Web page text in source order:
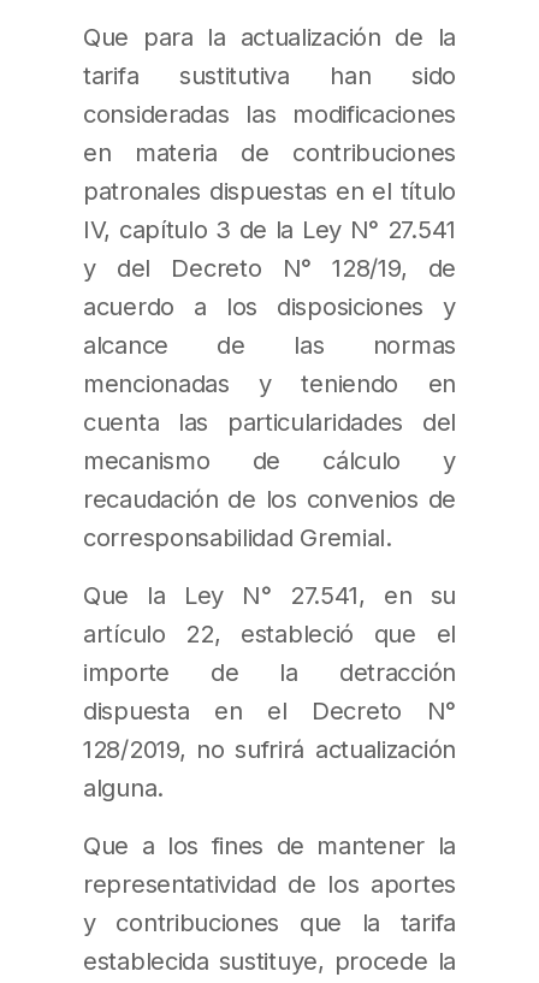
Que para la actualización de la
tarifa sustitutiva han sido
consideradas las modificaciones
en materia de contribuciones
patronales dispuestas en el título
IV, capítulo 3 de la Ley N° 27.541
y del Decreto N° 128/19, de
acuerdo a los disposiciones y
alcance de las normas
mencionadas y teniendo en
cuenta las particularidades del
mecanismo de cálculo y
recaudación de los convenios de
corresponsabilidad Gremial.
Que la Ley N° 27.541, en su
artículo 22, estableció que el
importe de la detracción
dispuesta en el Decreto N°
128/2019, no sufrirá actualización
alguna.
Que a los fines de mantener la
representatividad de los aportes
y contribuciones que la tarifa
establecida sustituye, procede la